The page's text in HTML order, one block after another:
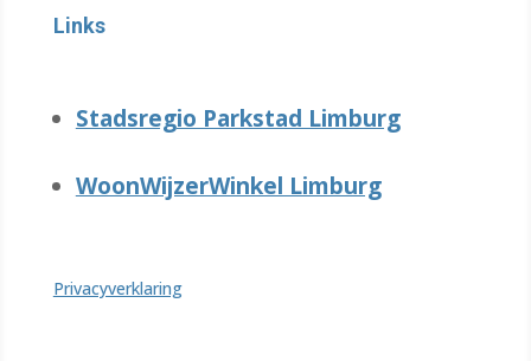
Links
Stadsregio Parkstad Limburg
WoonWijzerWinkel Limburg
Privacyverklaring